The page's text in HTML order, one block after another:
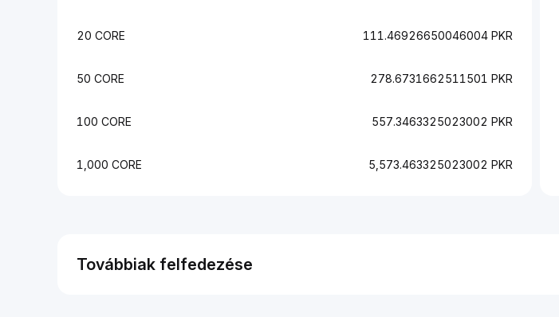
20 CORE 111.46926650046004 PKR
50 CORE 278.6731662511501 PKR
100 CORE 557.3463325023002 PKR
1,000 CORE 5,573.463325023002 PKR
Továbbiak felfedezése